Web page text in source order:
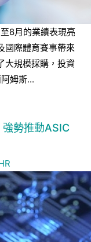
8月的業績表現亮
國際體育賽事帶來
大規模採購，投資
姆斯...
勢推動ASIC